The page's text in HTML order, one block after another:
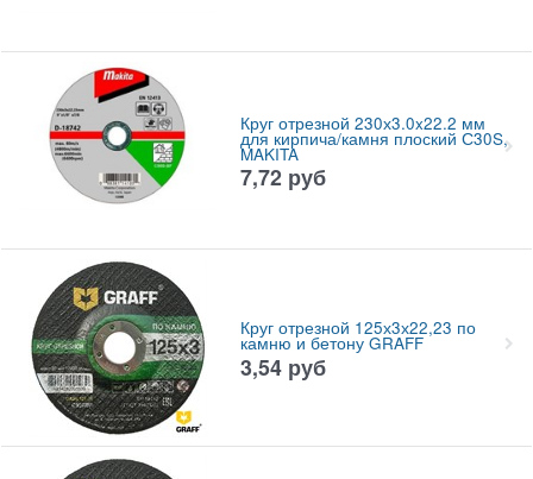
Круг отрезной 230х3.0x22.2 мм
для кирпича/камня плоский С30S,
MAKITA
7,72 руб
Круг отрезной 125х3х22,23 по
камню и бетону GRAFF
3,54 руб